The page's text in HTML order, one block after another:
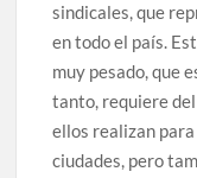
sindicales, que
en todo el país.
muy pesado, que
tanto, requiere
ellos realizan
ciudades, pero